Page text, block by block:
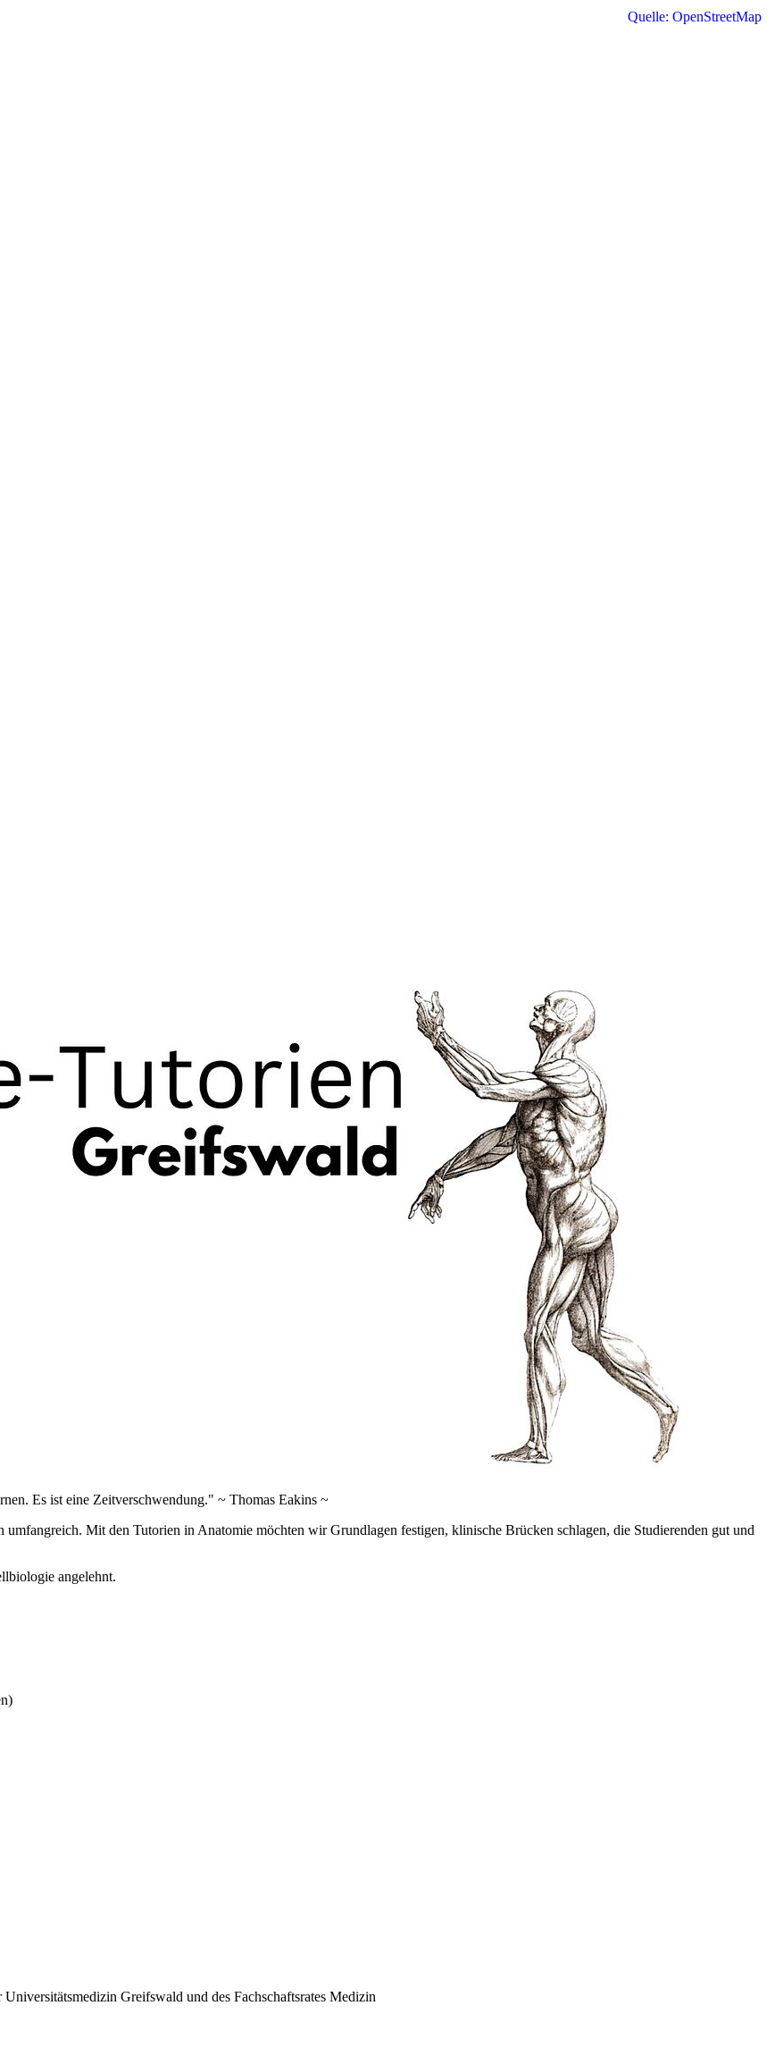
Es ist eine Zeitverschwendung." ~ Thomas Eakins ~
umfangreich. Mit den Tutorien in Anatomie möchten wir Grundlagen festigen, klinische Brücken schlagen, die Studierenden gut und
angelehnt.
Greifswald und des Fachschaftsrates Medizin
Quelle: OpenStreetMap